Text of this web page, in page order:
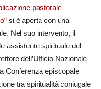
pastorale
si è aperta con una
Nel suo intervento, il
assistente spirituale del
dell’Ufficio Nazionale
Conferenza episcopale
tra spiritualità coniugale